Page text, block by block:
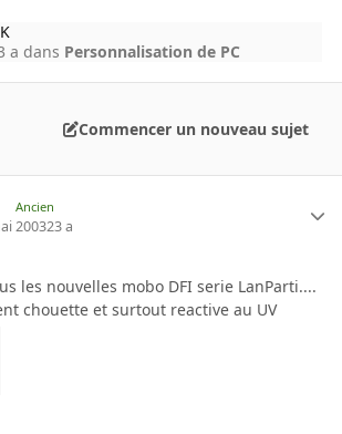
a dans Personnalisation de PC
Commencer un nouveau sujet
Ancien
200323 a
les nouvelles mobo DFI serie LanParti....
chouette et surtout reactive au UV